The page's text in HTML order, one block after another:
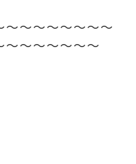
～～～～～～～
～～～～～～～